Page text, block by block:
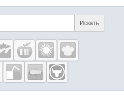
Поиск по сайту и
Искать
проекты